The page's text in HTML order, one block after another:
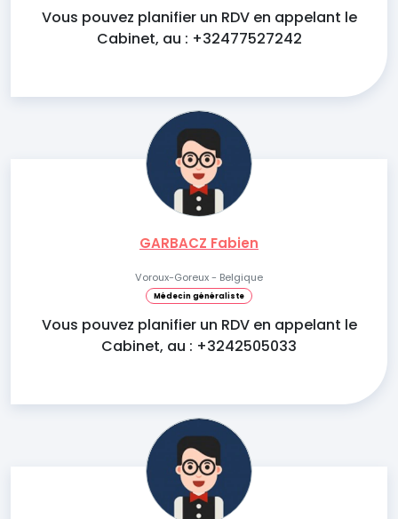
Vous pouvez planifier un RDV en appelant le
Cabinet, au : +32477527242
GARBACZ Fabien
Voroux-Goreux - Belgique
Médecin généraliste
Vous pouvez planifier un RDV en appelant le
Cabinet, au : +3242505033